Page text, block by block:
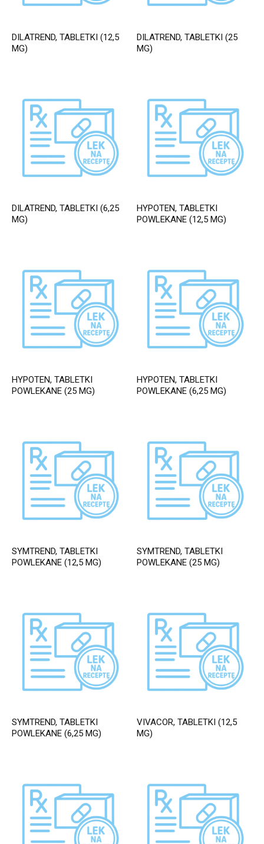
DILATREND, TABLETKI (12,5
MG)
DILATREND, TABLETKI (25
MG)
DILATREND, TABLETKI (6,25
MG)
HYPOTEN, TABLETKI
POWLEKANE (12,5 MG)
HYPOTEN, TABLETKI
POWLEKANE (25 MG)
HYPOTEN, TABLETKI
POWLEKANE (6,25 MG)
SYMTREND, TABLETKI
POWLEKANE (12,5 MG)
SYMTREND, TABLETKI
POWLEKANE (25 MG)
SYMTREND, TABLETKI
POWLEKANE (6,25 MG)
VIVACOR, TABLETKI (12,5
MG)